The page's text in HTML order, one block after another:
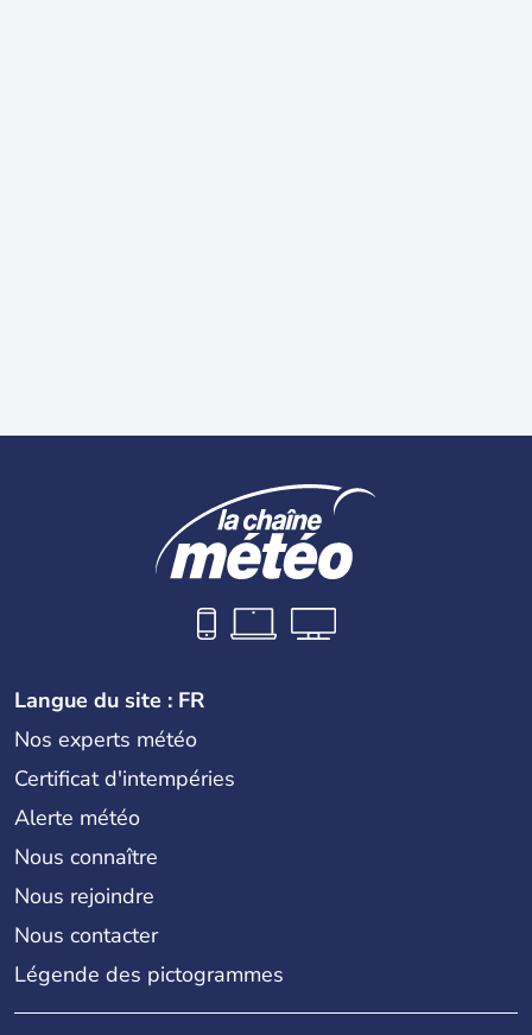
Langue du site : FR
Nos experts météo
Certificat d'intempéries
Alerte météo
Nous connaître
Nous rejoindre
Nous contacter
Légende des pictogrammes